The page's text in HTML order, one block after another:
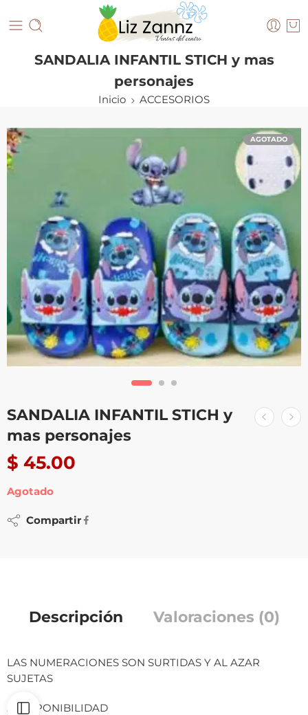
SANDALIA INFANTIL STICH y mas
personajes
Inicio ACCESORIOS
AGOTADO
SANDALIA INFANTIL STICH y
mas personajes
$ 45.00
Agotado
Compartir
Descripción Valoraciones (0)
LAS NUMERACIONES SON SURTIDAS Y AL AZAR
SUJETAS
A DISPONIBILIDAD